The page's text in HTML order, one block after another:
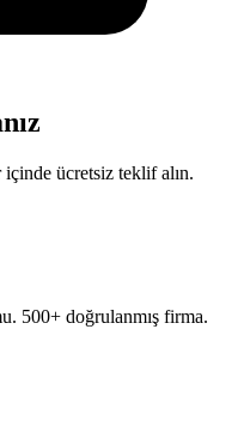
ücretsiz teklif alın.
500+ doğrulanmış firma.